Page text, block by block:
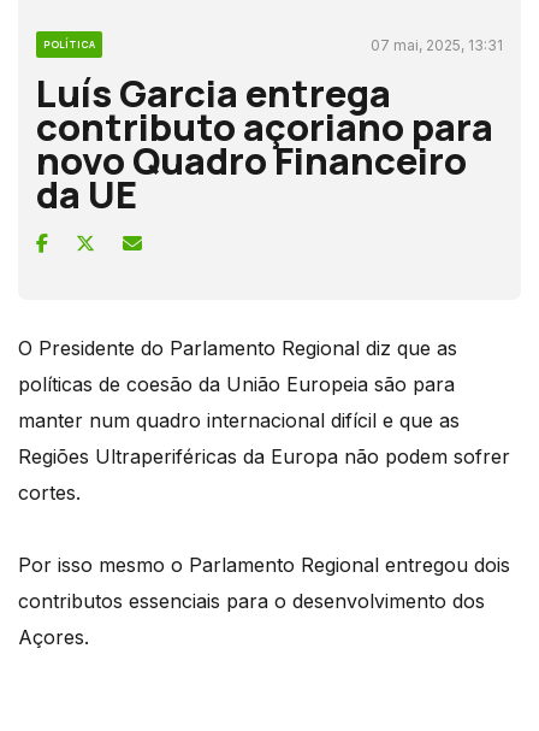
POLÍTICA 07 mai, 2025, 13:31
Luís Garcia entrega
contributo açoriano para
novo Quadro Financeiro
da UE
O Presidente do Parlamento Regional diz que as
políticas de coesão da União Europeia são para
manter num quadro internacional difícil e que as
Regiões Ultraperiféricas da Europa não podem sofrer
cortes.
Por isso mesmo o Parlamento Regional entregou dois
contributos essenciais para o desenvolvimento dos
Açores.